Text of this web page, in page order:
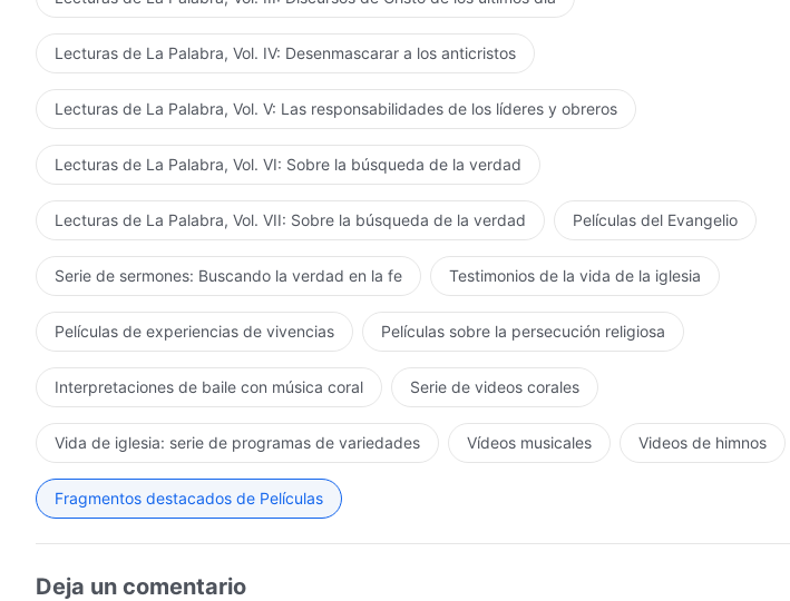
Lecturas de La Palabra, Vol. IV: Desenmascarar a los anticristos
Lecturas de La Palabra, Vol. V: Las responsabilidades de los líderes y obreros
Lecturas de La Palabra, Vol. VI: Sobre la búsqueda de la verdad
Lecturas de La Palabra, Vol. VII: Sobre la búsqueda de la verdad Películas del Evangelio
Serie de sermones: Buscando la verdad en la fe Testimonios de la vida de la iglesia
Películas de experiencias de vivencias Películas sobre la persecución religiosa
Interpretaciones de baile con música coral Serie de videos corales
Vida de iglesia: serie de programas de variedades Vídeos musicales Videos de himnos
Fragmentos destacados de Películas
Deja un comentario